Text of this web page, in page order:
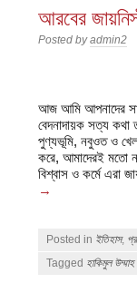
আরবের
Posted byadmin2
আজ আমি আপনাদের
বেদনাদায়ক সত্য কথা
পুণ্যভূমি, নবুওত ও
করে, আমাদেরই মতো
বিশ্বাস ও কর্মে এরা
→
Posted in ইতিহাস,
Tagged হাকিমুল